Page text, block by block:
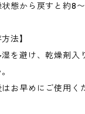
態から戻すと約8
法】
湿を避け、乾燥剤入
はお早めにご使用く